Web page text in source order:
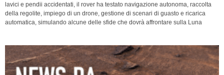
lavici e pendii accidentati, il rover ha testato navigazione autonoma, raccolta
della regolite, impiego di un drone, gestione di scenari di guasto e ricarica
automatica, simulando alcune delle sfide che dovrà affrontare sulla Luna